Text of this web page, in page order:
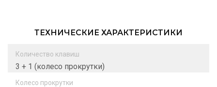
ТЕХНИЧЕСКИЕ ХАРАКТЕРИСТИКИ
Количество клавиш
3 + 1 (колесо прокрутки)
Колесо прокрутки